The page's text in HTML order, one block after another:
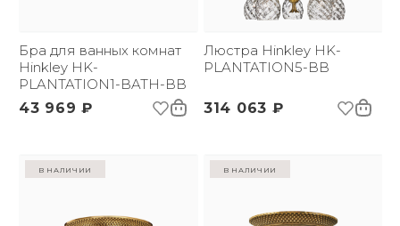
Бра для ванных комнат
Hinkley HK-
PLANTATION1-BATH-BB
43 969 ₽
Люстра Hinkley HK-
PLANTATION5-BB
314 063 ₽
в наличии в наличии